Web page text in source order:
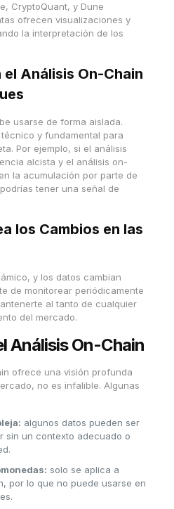
CryptoQuant, y Dune
ofrecen visualizaciones y
la interpretación de los
el Análisis On-Chain
usarse de forma aislada.
y fundamental para
Por ejemplo, si el análisis
alcista y el análisis on-
la acumulación por parte de
tener una señal de
los Cambios en las
y los datos cambian
de monitorear periódicamente
al tanto de cualquier
del mercado.
Análisis On-Chain
ofrece una visión profunda
no es infalible. Algunas
algunos datos pueden ser
sin un contexto adecuado o
solo se aplica a
por lo que no puede usarse en